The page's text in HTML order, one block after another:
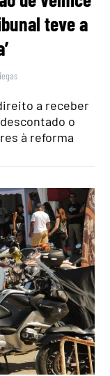
teve a
a receber
o
à reforma